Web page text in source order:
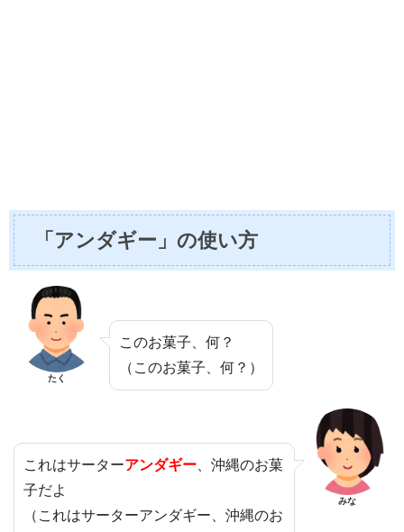
「アンダギー」の使い方
たく
このお菓子、何？
（このお菓子、何？）
これはサーターアンダギー 、沖縄のお菓
子だよ
（これはサーターアンダギー、沖縄のお
みな